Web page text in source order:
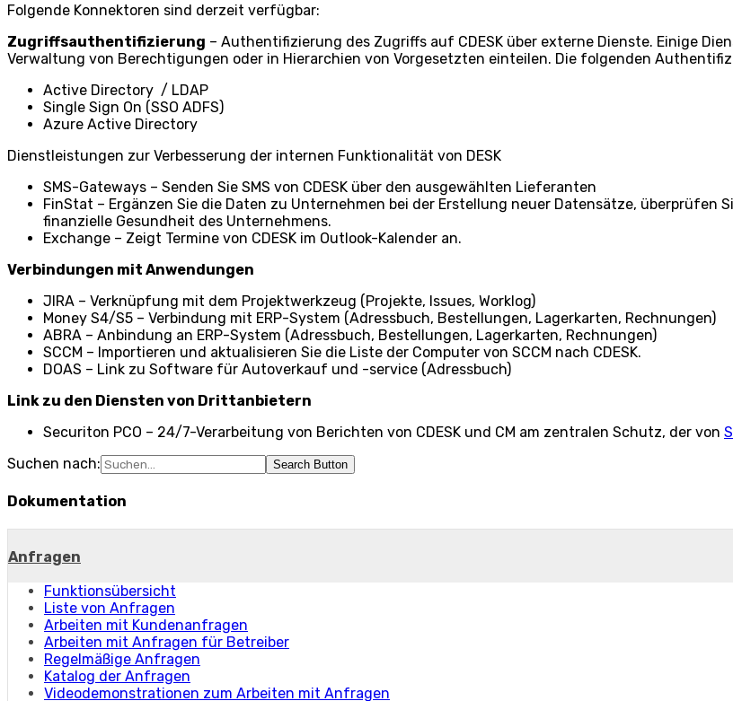
Folgende Konnektoren sind derzeit verfügbar:
Zugriffsauthentifizierung – Authentifizierung des Zugriffs auf CDESK über externe Dienste. Einige
Verwaltung von Berechtigungen oder in Hierarchien von Vorgesetzten einteilen. Die folgenden
Active Directory / LDAP
Single Sign On (SSO ADFS)
Azure Active Directory
Dienstleistungen zur Verbesserung der internen Funktionalität von DESK
SMS-Gateways – Senden Sie SMS von CDESK über den ausgewählten Lieferanten
FinStat – Ergänzen Sie die Daten zu Unternehmen bei der Erstellung neuer Datensätze,
finanzielle Gesundheit des Unternehmens.
Exchange – Zeigt Termine von CDESK im Outlook-Kalender an.
Verbindungen mit Anwendungen
JIRA – Verknüpfung mit dem Projektwerkzeug (Projekte, Issues, Worklog)
Money S4/S5 – Verbindung mit ERP-System (Adressbuch, Bestellungen, Lagerkarten, Rechnungen)
ABRA – Anbindung an ERP-System (Adressbuch, Bestellungen, Lagerkarten, Rechnungen)
SCCM – Importieren und aktualisieren Sie die Liste der Computer von SCCM nach CDESK.
DOAS – Link zu Software für Autoverkauf und -service (Adressbuch)
Link zu den Diensten von Drittanbietern
Securiton PCO – 24/7-Verarbeitung von Berichten von CDESK und CM am zentralen Schutz, der von
Suchen nach:
Search Button
Dokumentation
Anfragen
Funktionsübersicht
Liste von Anfragen
Arbeiten mit Kundenanfragen
Arbeiten mit Anfragen für Betreiber
Regelmäßige Anfragen
Katalog der Anfragen
Videodemonstrationen zum Arbeiten mit Anfragen